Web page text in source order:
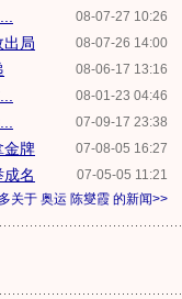
08-07-27 10:26
08-07-26 14:00
出局
08-06-17 13:16
08-01-23 04:46
07-09-17 23:38
07-08-05 16:27
金牌
07-05-05 11:21
名
关于 奥运 陈燮霞 的新闻>>